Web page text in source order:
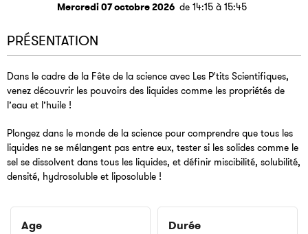
Mercredi 07 octobre 2026 de 14:15 à 15:45
PRÉSENTATION
Dans le cadre de la Fête de la science avec Les P'tits Scientifiques,
venez découvrir les pouvoirs des liquides comme les propriétés de
l’eau et l’huile !
Plongez dans le monde de la science pour comprendre que tous les
liquides ne se mélangent pas entre eux, tester si les solides comme le
sel se dissolvent dans tous les liquides, et définir miscibilité, solubilité,
densité, hydrosoluble et liposoluble !
Age Durée